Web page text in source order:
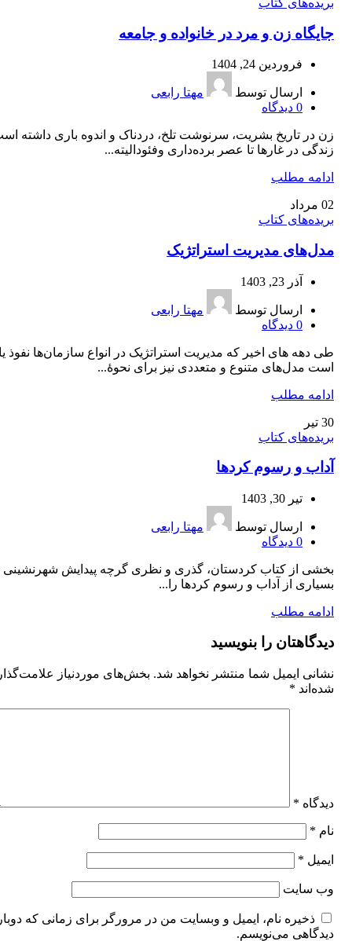
جايگاه زن و مرد در خانواده و جامعه
فروردین 24, 1404
ارسال توسط
مهتا رابعی
0 دیدگاه
زن در تاريخ بشريت، سرنوشت تلخ، دردناک و اندوه باری داشته
زندگی در غارها تا عصر برده‌داری وفئوداليته...
ادامه مطلب
02 مرداد
بریده‌های کتاب
مدل‌‌های مدیریت استراتژیک
آذر 23, 1403
ارسال توسط
مهتا رابعی
0 دیدگاه
طی دهه‌ های اخیر که مدیریت استراتژیک در انواع سازمان‌ها نفوذ
است مدل‌های متنوع و متعددی نیز برای نحوۀ...
ادامه مطلب
30 تیر
بریده‌های کتاب
آداب و رسوم کردها
تیر 30, 1403
ارسال توسط
مهتا رابعی
0 دیدگاه
بخشی از کتاب کردستان، گذری و نظری گرچه پیدایش
بسیاری از آداب و رسوم کردها را...
ادامه مطلب
دیدگاهتان را بنویسید
نشانی ایمیل شما منتشر نخواهد شد. بخش‌های موردنیاز
شده‌اند *
دیدگاه *
نام *
ایمیل *
وب‌ سایت
ذخیره نام، ایمیل و وبسایت من در مرورگر برای زمانی که
دیدگاهی می‌نویسم.